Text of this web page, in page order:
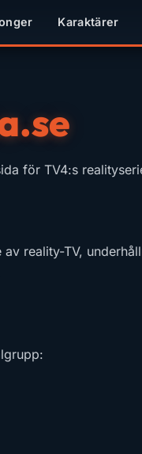
Karaktärer
för TV4:s
reality-TV,